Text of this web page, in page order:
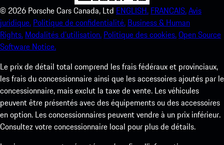
© 2026 Porsche Cars Canada, Ltd ENGLISH. FRANCAIS.Avis
juridique. Politique de confidentialité. Business & Human
Rights. Modalités d’utilisation. Politique des cookies.Open Source
Software Notice.
Le prix de détail total comprend les frais fédéraux et provinciaux,
les frais du concessionnaire ainsi que les accessoires ajoutés par le
concessionnaire, mais exclut la taxe de vente. Les véhicules
peuvent être présentés avec des équipements ou des accessoires
en option. Les concessionnaires peuvent vendre à un prix inférieur.
Consultez votre concessionnaire local pour plus de détails.